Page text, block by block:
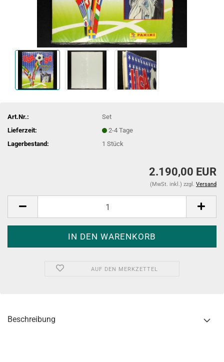
Art.Nr.:
Set
Lieferzeit:
2-4 Tage
Lagerbestand:
1Stück
2.190,00 EUR
(MwSt. inkl.) zzgl. Versand
AUF DEN MERKZETTEL
Beschreibung